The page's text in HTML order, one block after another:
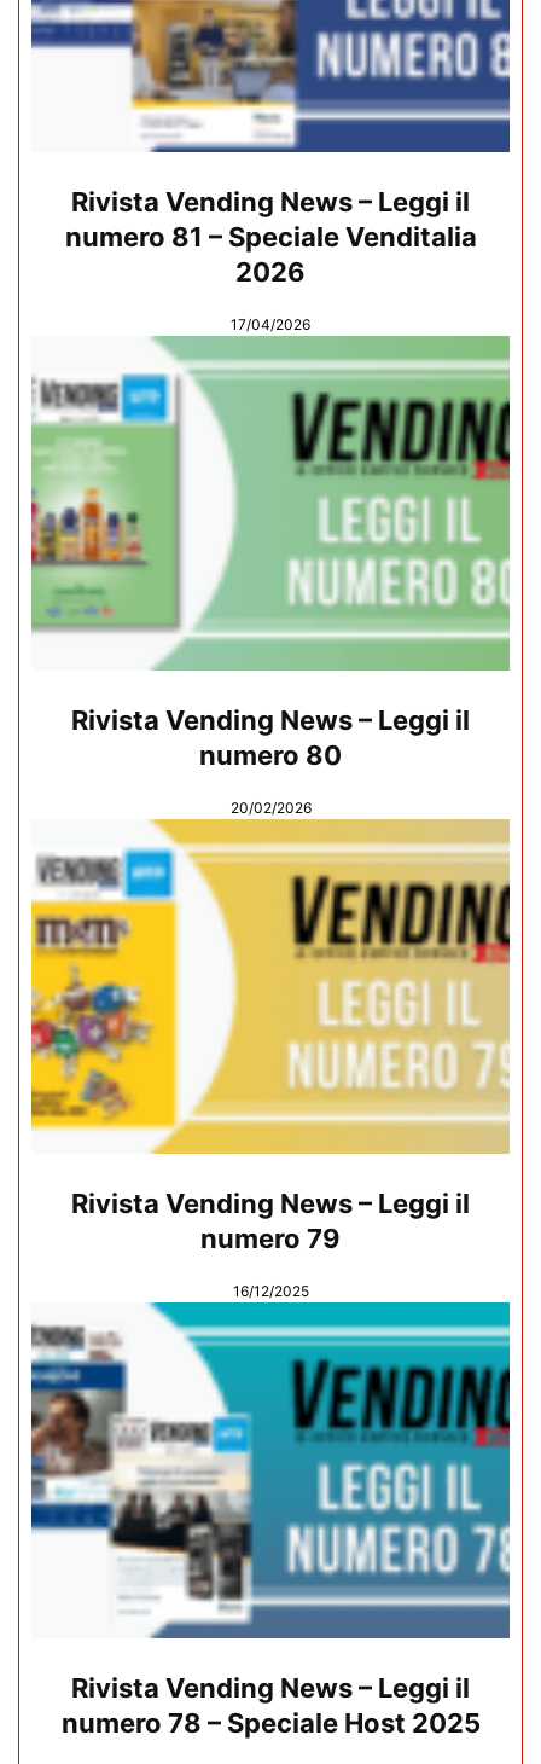
Rivista Vending News – Leggi il
numero 81 – Speciale Venditalia
2026
17/04/2026
Rivista Vending News – Leggi il
numero 80
20/02/2026
Rivista Vending News – Leggi il
numero 79
16/12/2025
Rivista Vending News – Leggi il
numero 78 – Speciale Host 2025